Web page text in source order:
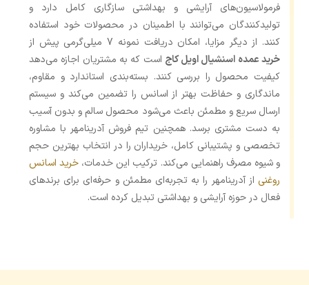
فرمولاسیون‌های آرایشی و بهداشتی سازگاری کامل دارد و
تولیدکنندگان می‌توانند با اطمینان در محصولات خود استفاده
کنند. از دیگر مزایا، امکان دریافت نمونه 7 میلی‌گرمی پیش از
خرید عمده اسنشیال اویل کاج است که به مشتریان اجازه می‌دهد
کیفیت محصول را بررسی کنند. بسته‌بندی استاندارد و مقاوم،
ماندگاری و حفاظت بهتر از اسانس را تضمین می‌کند و سیستم
ارسال سریع و مطمئن باعث می‌شود محصول سالم و بدون آسیب
به دست مشتری برسد. همچنین تیم فروش آدرینامهر با مشاوره
تخصصی و پشتیبانی کامل، خریداران را در انتخاب بهترین حجم
و شیوه مصرف راهنمایی می‌کند. ترکیب این خدمات، خرید اسانس
روغنی از آدرینامهر را به تجربه‌ای مطمئن و حرفه‌ای برای برندهای
فعال در حوزه آرایشی و بهداشتی تبدیل کرده است.